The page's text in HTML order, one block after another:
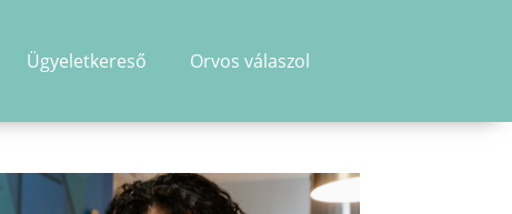
Ügyeletkereső Orvos válaszol